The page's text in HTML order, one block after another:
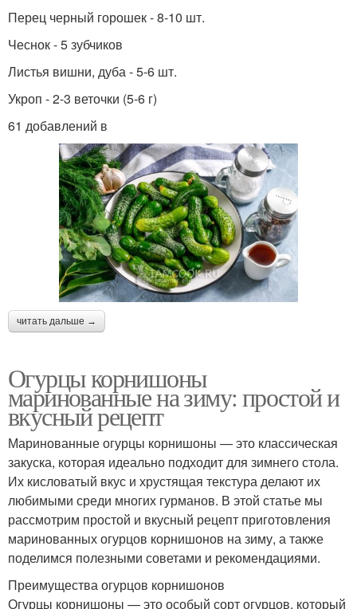
Перец черный горошек - 8-10 шт.
Чеснок - 5 зубчиков
Листья вишни, дуба - 5-6 шт.
Укроп - 2-3 веточки (5-6 г)
61 добавлений в
читать дальше →
Огурцы корнишоны
маринованные на зиму: простой и
вкусный рецепт
Маринованные огурцы корнишоны — это классическая
закуска, которая идеально подходит для зимнего стола.
Их кисловатый вкус и хрустящая текстура делают их
любимыми среди многих гурманов. В этой статье мы
рассмотрим простой и вкусный рецепт приготовления
маринованных огурцов корнишонов на зиму, а также
поделимся полезными советами и рекомендациями.
Преимущества огурцов корнишонов
Огурцы корнишоны — это особый сорт огурцов, который